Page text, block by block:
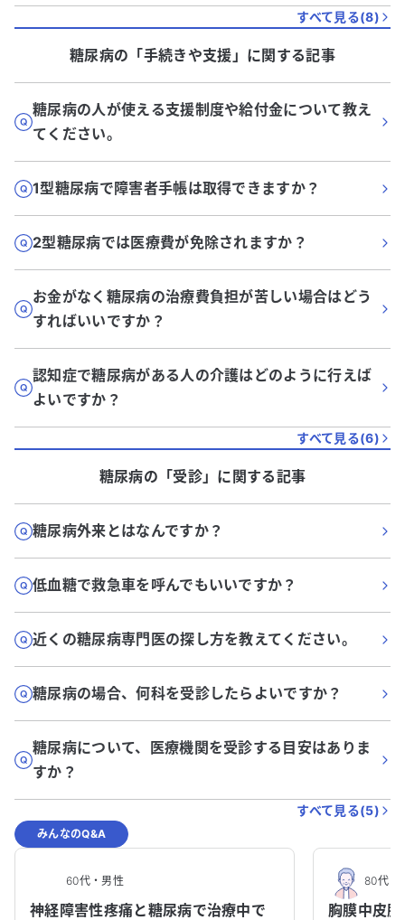
すべて見る(8)
糖尿病の「手続きや支援 」に関する記事
糖尿病の人が使える支援制度や給付金について教え
てください。
1型糖尿病で障害者手帳は取得できますか？
2型糖尿病では医療費が免除されますか？
お金がなく糖尿病の治療費負担が苦しい場合はどう
すればいいですか？
認知症で糖尿病がある人の介護はどのように行えば
よいですか？
すべて見る(6)
糖尿病の「受診」に関する記事
糖尿病外来とはなんですか？
低血糖で救急車を呼んでもいいですか？
近くの糖尿病専門医の探し方を教えてください。
糖尿病の場合、何科を受診したらよいですか？
糖尿病について、医療機関を受診する目安はありま
すか？
すべて見る(5)
みんなのQ&A
60代・男性
神経障害性疼痛と糖尿病で治療中で
80代・
胸膜中皮